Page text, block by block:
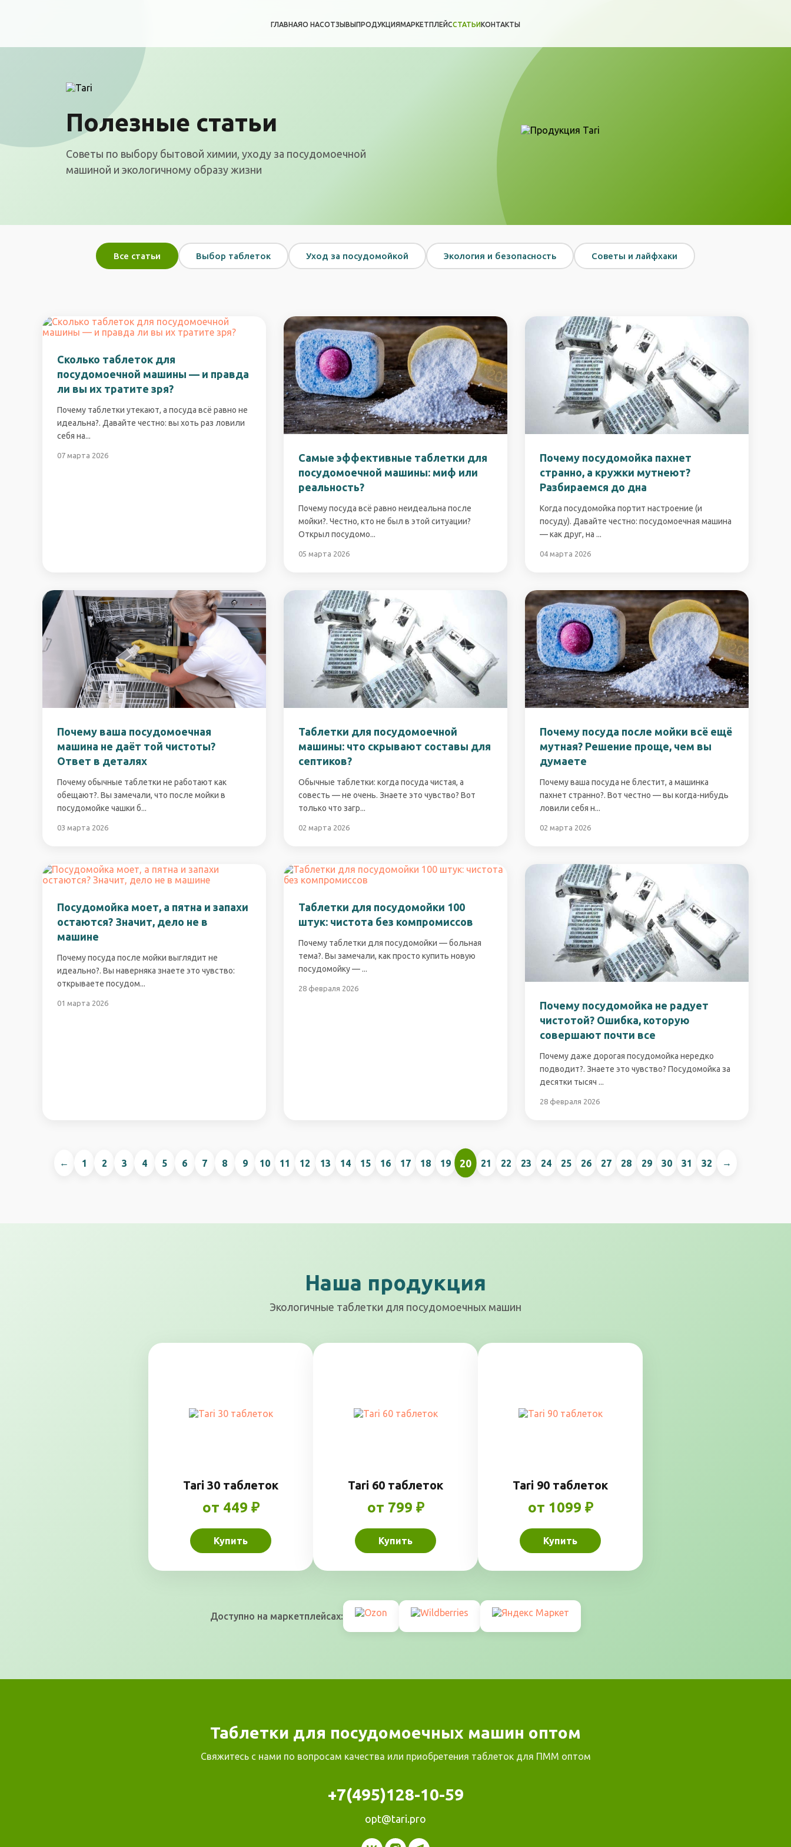
ГЛАВНАЯО НАСОТЗЫВЫПРОДУКЦИЯМАРКЕТПЛЕЙССТАТЬИКОНТАКТЫ
Полезные статьи
Советы по выбору бытовой химии, уходу за посудомоечной
машиной и экологичному образу жизни
Все статьи Выбор таблеток Уход за посудомойкой Экология и безопасность Советы и лайфхаки
Сколько таблеток для
посудомоечной машины — и правда
ли вы их тратите зря?
Почему таблетки утекают, а посуда всё равно не
идеальна?. Давайте честно: вы хоть раз ловили
себя на...
07 марта 2026
Самые эффективные таблетки для
посудомоечной машины: миф или
реальность?
Почему посуда всё равно неидеальна после
мойки?. Честно, кто не был в этой ситуации?
Открыл посудомо...
05 марта 2026
Почему посудомойка пахнет
странно, а кружки мутнеют?
Разбираемся до дна
Когда посудомойка портит настроение (и
посуду). Давайте честно: посудомоечная машина
— как друг, на ...
04 марта 2026
Почему ваша посудомоечная
машина не даёт той чистоты?
Ответ в деталях
Почему обычные таблетки не работают как
обещают?. Вы замечали, что после мойки в
посудомойке чашки б...
03 марта 2026
Таблетки для посудомоечной
машины: что скрывают составы для
септиков?
Обычные таблетки: когда посуда чистая, а
совесть — не очень. Знаете это чувство? Вот
только что загр...
02 марта 2026
Почему посуда после мойки всё ещё
мутная? Решение проще, чем вы
думаете
Почему ваша посуда не блестит, а машинка
пахнет странно?. Вот честно — вы когда-нибудь
ловили себя н...
02 марта 2026
Посудомойка моет, а пятна и запахи
остаются? Значит, дело не в
машине
Почему посуда после мойки выглядит не
идеально?. Вы наверняка знаете это чувство:
открываете посудом...
01 марта 2026
Таблетки для посудомойки 100
штук: чистота без компромиссов
Почему таблетки для посудомойки — больная
тема?. Вы замечали, как просто купить новую
посудомойку — ...
28 февраля 2026
Почему посудомойка не радует
чистотой? Ошибка, которую
совершают почти все
Почему даже дорогая посудомойка нередко
подводит?. Знаете это чувство? Посудомойка за
десятки тысяч ...
28 февраля 2026
← 1 2 3 4 5 6 7 8 9 10 11 12 13 14 15 16 17 18 19 20 21 22 23 24 25 26 27 28 29 30 31 32 →
Наша продукция
Экологичные таблетки для посудомоечных машин
Tari 30 таблеток
от 449 ₽
Купить
Tari 60 таблеток
от 799 ₽
Купить
Tari 90 таблеток
от 1099 ₽
Купить
Доступно на маркетплейсах:
Таблетки для посудомоечных машин оптом
Свяжитесь с нами по вопросам качества или приобретения таблеток для ПММ оптом
+7(495)128-10-59
opt@tari.pro